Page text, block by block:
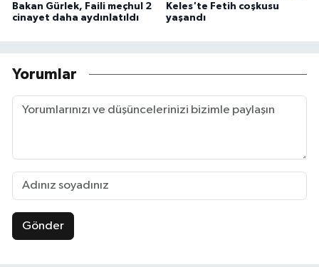
Bakan Gürlek, Faili meçhul 2
cinayet daha aydınlatıldı
Keles'te Fetih coşkusu
yaşandı
Yorumlar
Gönder